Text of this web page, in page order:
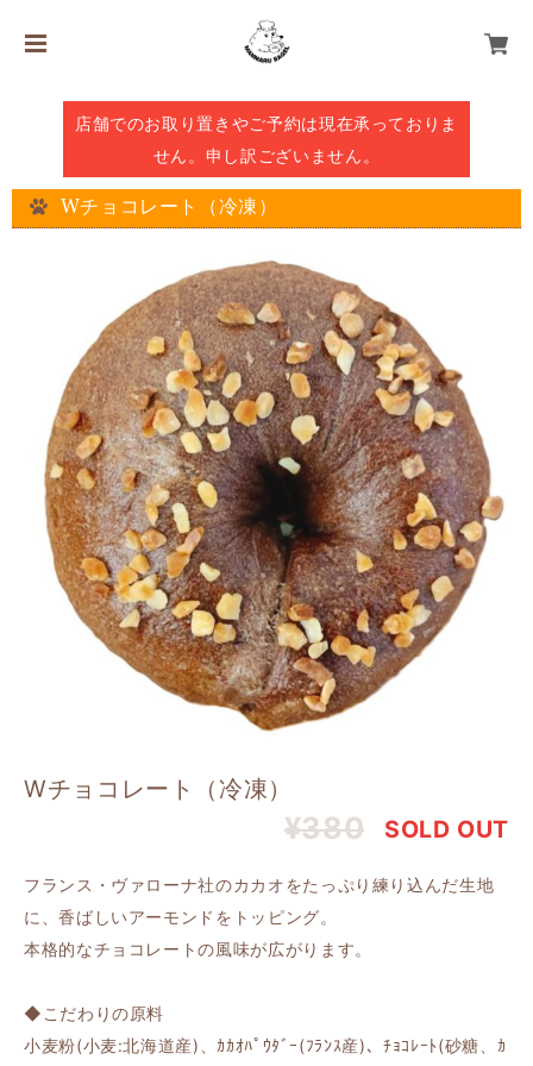
店舗でのお取り置きやご予約は現在承っておりま
せん。申し訳ございません。
Wチョコレート（冷凍）
Wチョコレート（冷凍）
¥380 SOLD OUT
フランス・ヴァローナ社のカカオをたっぷり練り込んだ生地
に、香ばしいアーモンドをトッピング。
本格的なチョコレートの風味が広がります。
◆こだわりの原料
小麦粉(小麦:北海道産)、ｶｶｵﾊﾟｳﾀﾞｰ(ﾌﾗﾝｽ産)、ﾁｮｺﾚｰﾄ(砂糖、ｶ